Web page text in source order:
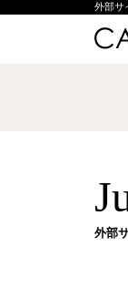
外部サ
外部